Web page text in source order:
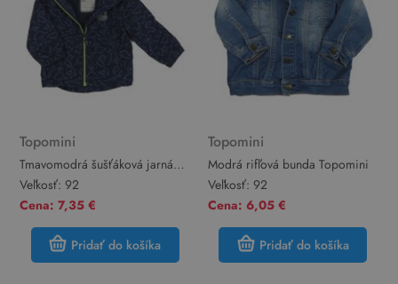
Topomini
Tmavomodrá šušťáková jarná
bunda s dinosaurami a
kapucňou Topomini
Veľkosť: 92
Cena: 7,35 €
Pridať do košíka
Topomini
Modrá rifľová bunda Topomini
Veľkosť: 92
Cena: 6,05 €
Pridať do košíka